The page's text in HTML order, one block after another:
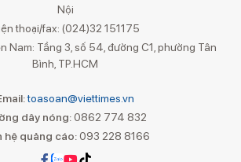
Nội
thoại/fax: (024)32 151175
Nam: Tầng 3, số 54, đường C1, phường Tân
Bình, TP.HCM
toasoan@viettimes.vn
dây nóng: 0862 774 832
hệ quảng cáo:093 228 8166